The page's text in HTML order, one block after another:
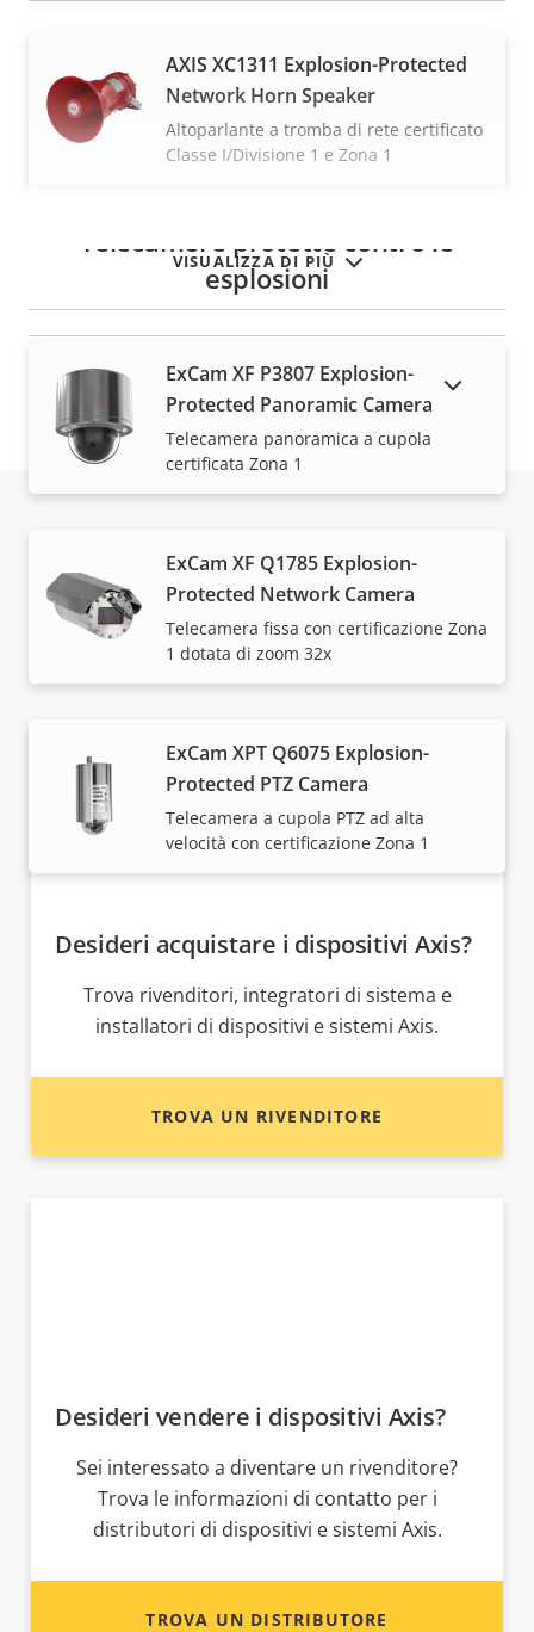
VISUALIZZA DI PIÙ
AXIS XC1311 Explosion-Protected
Network Horn Speaker
Altoparlante a tromba di rete certificato
Classe I/Divisione 1 e Zona 1
Telecamere protette contro le
esplosioni
ExCam XF P3807 Explosion-
Protected Panoramic Camera
Telecamera panoramica a cupola
certificata Zona 1
ExCam XF Q1785 Explosion-
Protected Network Camera
Telecamera fissa con certificazione Zona
1 dotata di zoom 32x
ExCam XPT Q6075 Explosion-
Protected PTZ Camera
Telecamera a cupola PTZ ad alta
velocità con certificazione Zona 1
MOSTRA DISPOSITIVI FUORI PRODUZIONE
Come acquistare
Le soluzioni Axis e i singoli prodotti vengono venduti
e installati da esperti dei nostri partner di fiducia.
Desideri acquistare i dispositivi Axis?
Trova rivenditori, integratori di sistema e
installatori di dispositivi e sistemi Axis.
TROVA UN RIVENDITORE
Desideri vendere i dispositivi Axis?
Sei interessato a diventare un rivenditore?
Trova le informazioni di contatto per i
distributori di dispositivi e sistemi Axis.
TROVA UN DISTRIBUTORE